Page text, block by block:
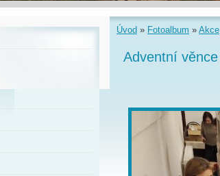
Úvod » Fotoalbum » Akce
Adventní věnce